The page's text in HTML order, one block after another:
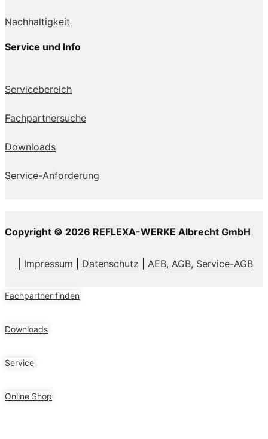
Nachhaltigkeit
Service und Info
Servicebereich
Fachpartnersuche
Downloads
Service-Anforderung
Copyright © 2026 REFLEXA-WERKE Albrecht GmbH
| Impressum Datenschutz AEB, AGB, Service-AGB
Fachpartner finden
Downloads
Service
Online Shop